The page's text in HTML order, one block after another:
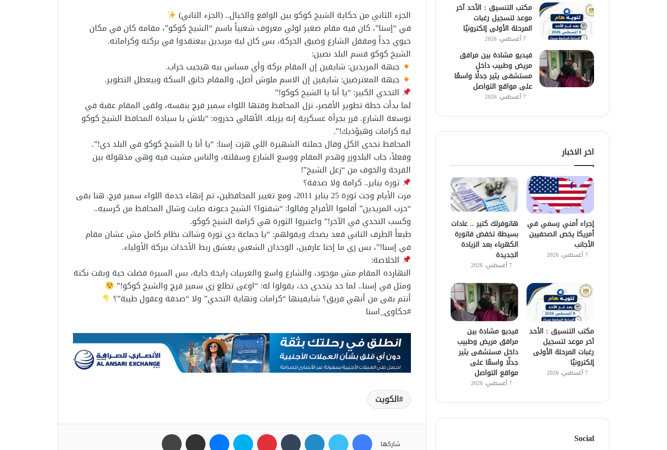
الجزء الثاني من حكاية الشيخ كوكو بين الواقع والخيال.. (الجزء الثاني)
​في “إسنا”، كان فيه مقام صغير لولي معروف شعبياً باسم “الشيخ كوكو”، مقامه كان في مكان
حيوي جداً ومقفل الشارع وضيق الحركة، بس كان ليه مريدين بيعتقدوا في بركته وكراماته.
​الشيخ كوكو قسم البلد نصين:
جبهة المريدين: شايفين إن المقام بركة وأي مساس بيه هيجيب خراب.
جبهة المعترضين: شايفين إن الاسم ملوش أصل، والمقام خانق السكة وبيعطل التطوير.
التحدي الكبير: “يا أنا يا الشيخ كوكو!”
لما بدأت خطة تطوير الأقصر، نزل المحافظ وقتها اللواء سمير فرج بنفسه، ولقى المقام عقبة في
توسعة الشارع. قرر بجرأة عسكرية إنه يزيله. الأهالي حذروه: “بلاش يا سيادة المحافظ الشيخ كوكو
ليه كرامات وهيؤذيك!”.
​المحافظ تحدى الكل وقال جملته الشهيرة اللي هزت إسنا: “يا أنا يا الشيخ كوكو في البلد دي!”.
وفعلاً، جاب البلدوزر وهدم المقام ووسع الشارع وسفلته، والناس مشيت فيه وهي مذهولة بين
الفرحة والخوف من “زعل الشيخ”!
ثورة يناير.. كرامة ولا صدفة؟
مرت الأيام وجت ثورة 25 يناير 2011، ومع تغيير المحافظين، تم إنهاء خدمة اللواء سمير فرج. هنا بقى
“حزب المريدين” أقاموا الأفراح وقالوا: “شفتوا؟ الشيخ دعوته صابت وشال المحافظ من كرسيه..
وكسب التحدي في الآخر!” واعتبروا الثورة هي كرامة الشيخ كوكو.
​طبعاً الطرف التاني قعد يضحك ويقولهم: “يا جماعة دي ثورة وشالت نظام كامل مش عشان مقام
في إسنا!”، بس زي ما إحنا عارفين، الوجدان الشعبي يعشق ربط الأحداث ببركة الأولياء.
الخلاصة:
النهارده المقام مش موجود، والشارع واسع والعربيات رايحة جاية، بس السيرة فضلت حية وبقت نكتة
ومثل في إسنا.. لما حد يتحدى حد، يقولوا له: “اوعى تطلع زي سمير فرج والشيخ كوكو!”
​أنتم بقى من أنهي فريق؟ شايفينها “كرامات ونهاية التحدي” ولا “صدفة وعقول طيبة”؟
​#حكاوى_اسنا
الكويت
شاركها
فيسبوك تويتر لينكدإن بينتيريست سكايب ماسنجر مشاركة عبر البريد
مكتب التنسيق : الأحد آخر
موعد لتسجيل رغبات
المرحلة الأولى إلكترونيًا
7 أغسطس، 2026
فيديو مشادة بين مرافق
مريض وطبيب داخل
مستشفى يثير جدلًا واسعًا
على مواقع التواصل
7 أغسطس، 2026
اخر الاخبار
إجراء أمني رسمي في
أمريكا يخص الصحفيين
الأجانب
7 أغسطس، 2026
هاتوفرلك كتير .. عادات
بسيطة تخفض فاتورة
الكهرباء بعد الزيادة
الجديدة
7 أغسطس، 2026
مكتب التنسيق : الأحد
آخر موعد لتسجيل
رغبات المرحلة الأولى
إلكترونيًا
7 أغسطس، 2026
فيديو مشادة بين
مرافق مريض وطبيب
داخل مستشفى يثير
جدلًا واسعًا على
مواقع التواصل
7 أغسطس، 2026
Social